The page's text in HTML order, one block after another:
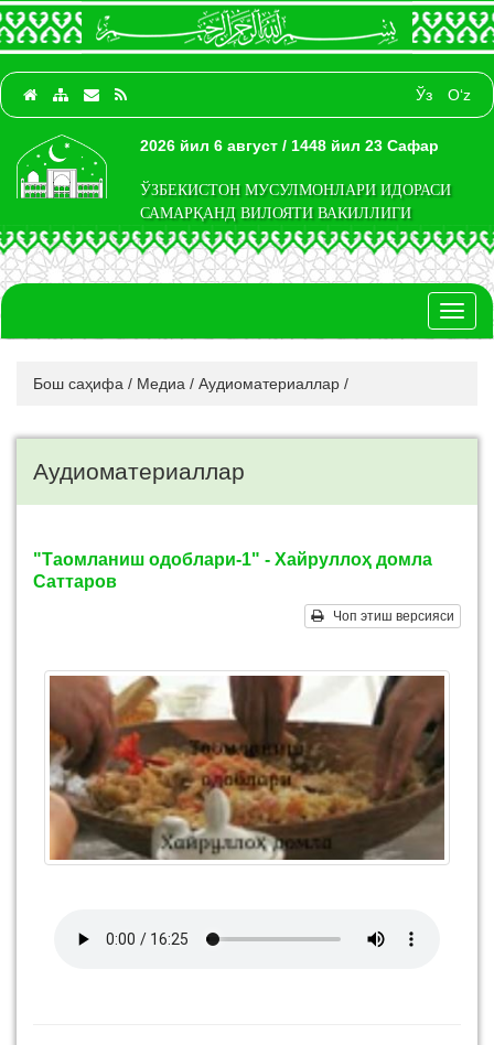
Ўз O‘z
2026 йил 6 август / 1448 йил 23 Сафар
ЎЗБЕКИСТОН МУСУЛМОНЛАРИ ИДОРАСИ
САМАРҚАНД ВИЛОЯТИ ВАКИЛЛИГИ
Бош саҳифа / Медиа / Аудиоматериаллар /
Аудиоматериаллар
"Таомланиш одоблари-1" - Хайруллоҳ домла
Саттаров
Чоп этиш версияси